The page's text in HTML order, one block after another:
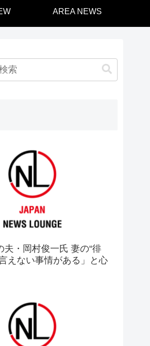
AREA NEWS
夫・岡村俊一氏 妻の“徘
えない事情がある」と心